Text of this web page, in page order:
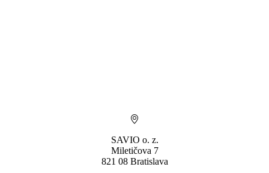
SAVIO o. z.
Miletičova 7
821 08 Bratislava